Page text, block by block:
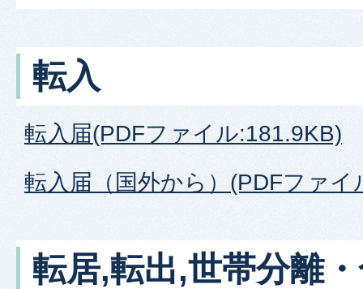
転入
転入届(PDFファイル:181.9KB)
転入届（国外から）(PDFファイ
転居,転出,世帯分離